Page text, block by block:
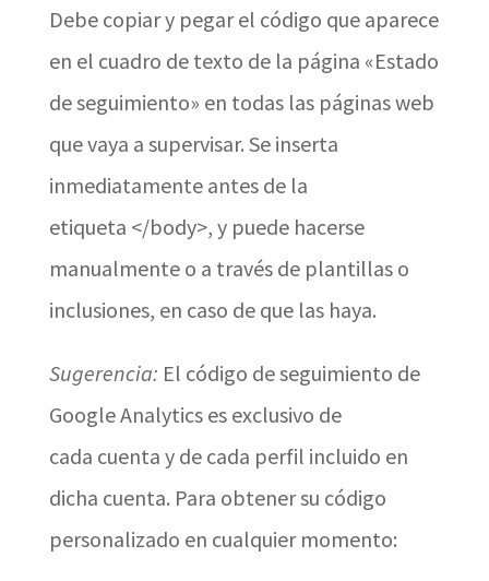
Debe copiar y pegar el código que aparece
en el cuadro de texto de la página «Estado
de seguimiento» en todas las páginas web
que vaya a supervisar. Se inserta
inmediatamente antes de la
etiqueta </body>, y puede hacerse
manualmente o a través de plantillas o
inclusiones, en caso de que las haya.
Sugerencia: El código de seguimiento de
Google Analytics es exclusivo de
cada cuenta y de cada perfil incluido en
dicha cuenta. Para obtener su código
personalizado en cualquier momento: